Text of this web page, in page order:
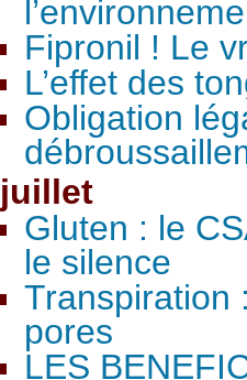
Fipronil ! Le
L’effet des
Obligation
juillet
Gluten : le
le silence
Transpiration
pores
LES